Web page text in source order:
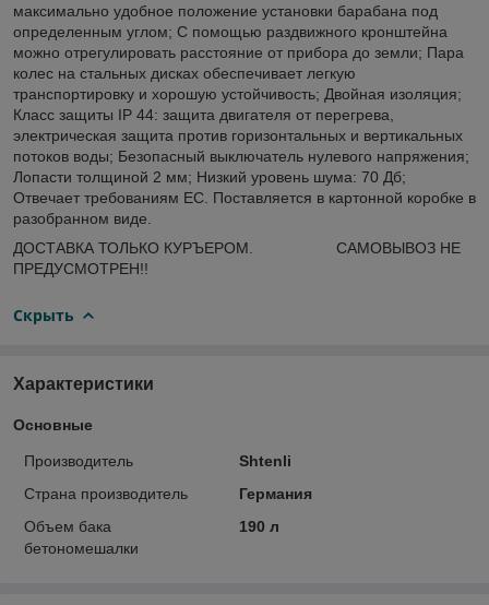
максимально удобное положение установки барабана под
определенным углом; С помощью раздвижного кронштейна
можно отрегулировать расстояние oт прибора дo земли; Пара
колес на стальных дисках обеспечивает легкую
транспортировку и хорошую устойчивость; Двойная изоляция;
Класс защиты IP 44: защита двигателя от перегрева,
электрическая защита против горизонтальных и вертикальных
потоков воды; Безопасный выключатель нулевого напряжения;
Лопасти толщиной 2 мм; Низкий уровень шума: 70 Дб;
Отвечает требованиям ЕС. Поставляется в картонной коробке в
разобранном виде.
ДОСТАВКА ТОЛЬКО КУРЪЕРОМ. САМОВЫВОЗ НЕ
ПРЕДУСМОТРЕН!!
Скрыть
Характеристики
Основные
Производитель
Shtenli
Страна производитель
Германия
Объем бака
бетономешалки
190 л